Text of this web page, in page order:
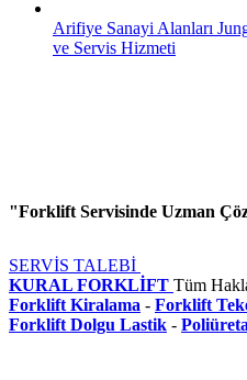
Arifiye Sanayi Alanları
ve Servis Hizmeti
"Forklift Servisinde Uzman
SERVİS TALEBİ
KURAL FORKLİFT Tüm
Forklift Kiralama - Forklift
Forklift Dolgu Lastik -